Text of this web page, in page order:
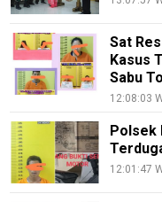
Sat
Kasus
Sabu
12:08:03
Polsek
12:01:47
Loker
InfoKepri
KuansingTerkini
Bisnis
Sehat